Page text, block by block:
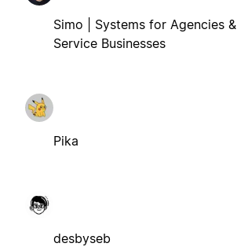
Simo | Systems for Agencies &
Service Businesses
Pika
desbyseb